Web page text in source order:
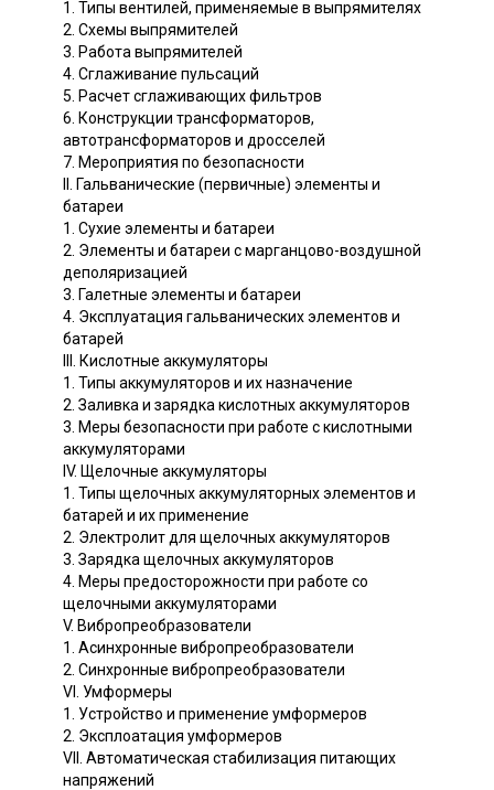
1. Типы вентилей, применяемые в выпрямителях
2. Схемы выпрямителей
3. Работа выпрямителей
4. Сглаживание пульсаций
5. Расчет сглаживающих фильтров
6. Конструкции трансформаторов,
автотрансформаторов и дросселей
7. Мероприятия по безопасности
II. Гальванические (первичные) элементы и
батареи
1. Сухие элементы и батареи
2. Элементы и батареи с марганцово-воздушной
деполяризацией
3. Галетные элементы и батареи
4. Эксплуатация гальванических элементов и
батарей
III. Кислотные аккумуляторы
1. Типы аккумуляторов и их назначение
2. Заливка и зарядка кислотных аккумуляторов
3. Меры безопасности при работе с кислотными
аккумуляторами
IV. Щелочные аккумуляторы
1. Типы щелочных аккумуляторных элементов и
батарей и их применение
2. Электролит для щелочных аккумуляторов
3. Зарядка щелочных аккумуляторов
4. Меры предосторожности при работе со
щелочными аккумуляторами
V. Вибропреобразователи
1. Асинхронные вибропреобразователи
2. Синхронные вибропреобразователи
VI. Умформеры
1. Устройство и применение умформеров
2. Эксплоатация умформеров
VII. Автоматическая стабилизация питающих
напряжений